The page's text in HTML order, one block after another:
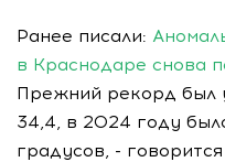
Ранее писали:
в Краснодаре снова
Прежний рекорд был
34,4, в 2024 году
градусов, -